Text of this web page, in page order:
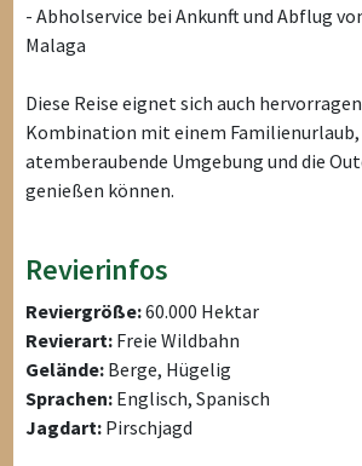
- Abholservice bei Ankunft und Abflug
Malaga
Diese Reise eignet sich auch
Kombination mit einem Familienurlaub,
atemberaubende Umgebung und die
genießen können.
Revierinfos
Reviergröße:60.000 Hektar
Revierart: Freie Wildbahn
Gelände: Berge, Hügelig
Sprachen: Englisch, Spanisch
Jagdart: Pirschjagd